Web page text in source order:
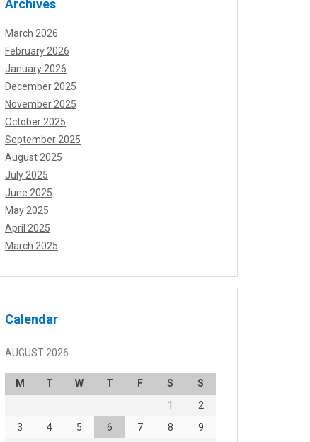
Archives
March 2026
February 2026
January 2026
December 2025
November 2025
October 2025
September 2025
August 2025
July 2025
June 2025
May 2025
April 2025
March 2025
Calendar
AUGUST 2026
M T W T F S
S
1
2
3
4 5 6 7 8
9